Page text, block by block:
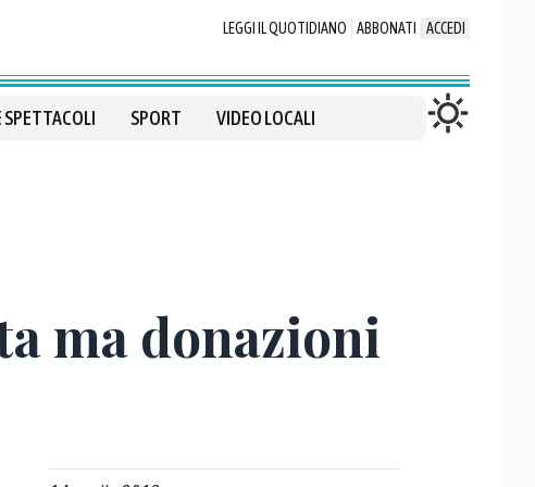
LEGGI IL QUOTIDIANO ABBONATI ACCEDI
SPETTACOLI SPORT VIDEO LOCALI
ma donazioni